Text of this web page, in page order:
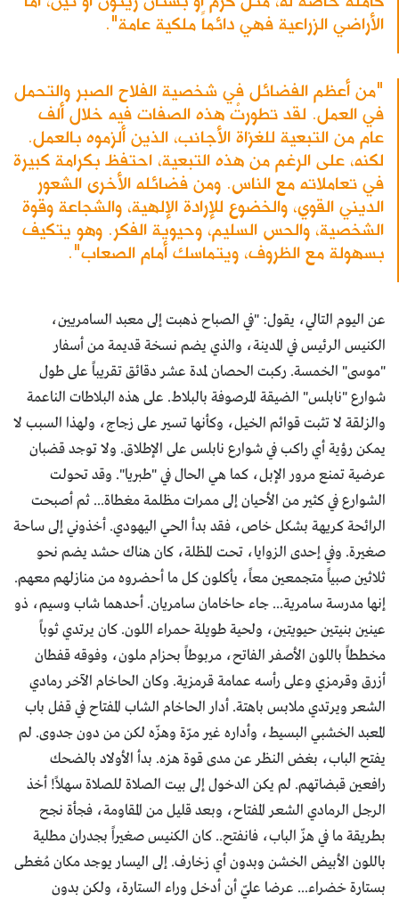
الأراضي الزراعية فهي دائماً ملكية عامة".
"من أعظم الفضائل في شخصية الفلاح الصبر والتحمل
في العمل. لقد تطورتْ هذه الصفات فيه خلال ألف
عام من التبعية للغزاة الأجانب، الذين ألزموه بالعمل.
لكنه، على الرغم من هذه التبعية، احتفظ بكرامة كبيرة
في تعاملاته مع الناس. ومن فضائله الأخرى الشعور
الديني القوي، والخضوع للإرادة الإلهية، والشجاعة وقوة
الشخصية، والحس السليم، وحيوية الفكر. وهو يتكيف
بسهولة مع الظروف، ويتماسك أمام الصعاب".
عن اليوم التالي، يقول: "في الصباح ذهبت إلى معبد السامريين،
الكنيس الرئيس في المدينة، والذي يضم نسخة قديمة من أسفار
"موسى" الخمسة. ركبت الحصان لمدة عشر دقائق تقريباً على طول
شوارع "نابلس" الضيقة المرصوفة بالبلاط. على هذه البلاطات الناعمة
والزلقة لا تثبت قوائم الخيل، وكأنها تسير على زجاج، ولهذا السبب لا
يمكن رؤية أي راكب في شوارع نابلس على الإطلاق. ولا توجد قضبان
عرضية تمنع مرور الإبل، كما هي الحال في "طبريا". وقد تحولت
الشوارع في كثير من الأحيان إلى ممرات مظلمة مغطاة... ثم أصبحت
الرائحة كريهة بشكل خاص، فقد بدأ الحي اليهودي. أخذوني إلى ساحة
صغيرة. وفي إحدى الزوايا، تحت المظلة، كان هناك حشد يضم نحو
ثلاثين صبياً متجمعين معاً، يأكلون كل ما أحضروه من منازلهم معهم.
إنها مدرسة سامرية... جاء حاخامان سامريان. أحدهما شاب وسيم، ذو
عينين بنيتين حيويتين، ولحية طويلة حمراء اللون. كان يرتدي ثوباً
مخططاً باللون الأصفر الفاتح، مربوطاً بحزام ملون، وفوقه قفطان
أزرق وقرمزي وعلى رأسه عمامة قرمزية. وكان الحاخام الآخر رمادي
الشعر ويرتدي ملابس باهتة. أدار الحاخام الشاب المفتاح في قفل باب
المعبد الخشبي البسيط، وأداره غير مرّة وهزّه لكن من دون جدوى. لم
يفتح الباب، بغض النظر عن مدى قوة هزه. بدأ الأولاد بالضحك
رافعين قبضاتهم. لم يكن الدخول إلى بيت الصلاة للصلاة سهلاً! أخذ
الرجل الرمادي الشعر المفتاح، وبعد قليل من المقاومة، فجأة نجح
بطريقة ما في هزّ الباب، فانفتح.. كان الكنيس صغيراً بجدران مطلية
باللون الأبيض الخشن وبدون أي زخارف. إلى اليسار يوجد مكان مُغطى
بستارة خضراء... عرضا عليّ أن أدخل وراء الستارة، ولكن بدون